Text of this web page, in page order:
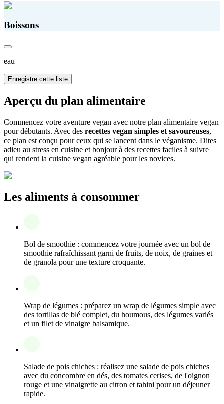
Boissons
eau
Enregistre cette liste
Aperçu du plan alimentaire
Commencez votre aventure vegan avec notre plan alimentaire vegan
pour débutants. Avec des recettes vegan simples et savoureuses,
ce plan est conçu pour ceux qui se lancent dans le véganisme. Dites
adieu au stress en cuisine et bonjour à des recettes faciles à suivre
qui rendent la cuisine vegan agréable pour les novices.
Les aliments à consommer
Bol de smoothie : commencez votre journée avec un bol de
smoothie rafraîchissant garni de fruits, de noix, de graines et
de granola pour une texture croquante.
Wrap de légumes : préparez un wrap de légumes simple avec
des tortillas de blé complet, du houmous, des légumes variés
et un filet de vinaigre balsamique.
Salade de pois chiches : réalisez une salade de pois chiches
avec du concombre en dés, des tomates cerises, de l'oignon
rouge et une vinaigrette au citron et tahini pour un déjeuner
rapide.